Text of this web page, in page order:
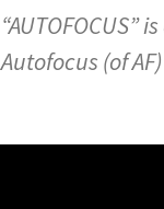
Autofocus (of AF)